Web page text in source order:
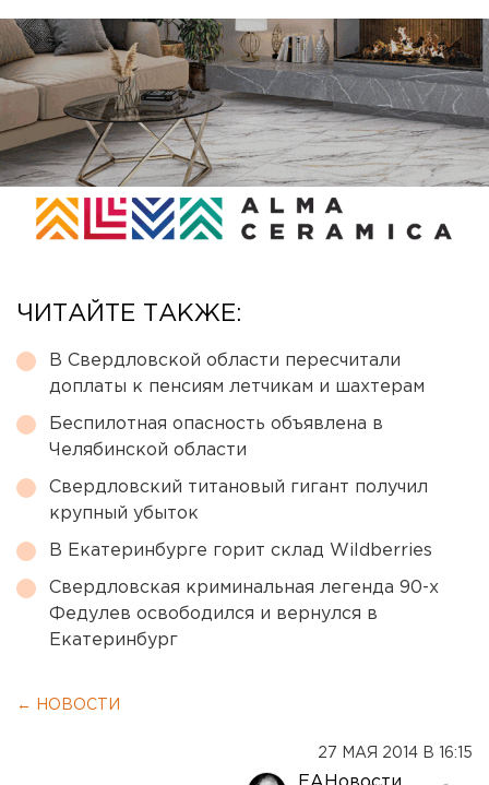
ЧИТАЙТЕ ТАКЖЕ:
В Свердловской области пересчитали
доплаты к пенсиям летчикам и шахтерам
Беспилотная опасность объявлена в
Челябинской области
Свердловский титановый гигант получил
крупный убыток
В Екатеринбурге горит склад Wildberries
Свердловская криминальная легенда 90-х
Федулев освободился и вернулся в
Екатеринбург
← НОВОСТИ
27 МАЯ 2014 В 16:15